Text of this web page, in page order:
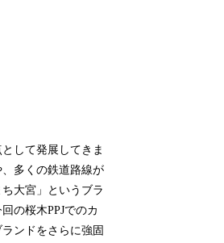
して発展してきま
多くの鉄道路線が
大宮」というブラ
の桜木PPJでのカ
ンドをさらに強固